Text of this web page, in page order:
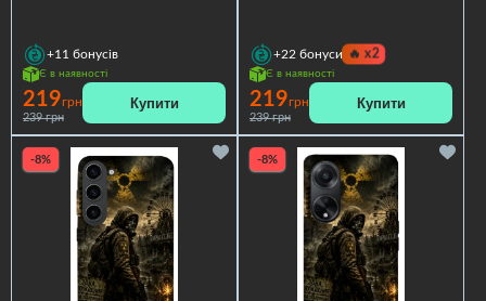
+11 бонусів
Є в наявності
219грн
239 грн
Купити
+22 бонуси 🔥x2
Є в наявності
219грн
239 грн
Купити
-8% -8%